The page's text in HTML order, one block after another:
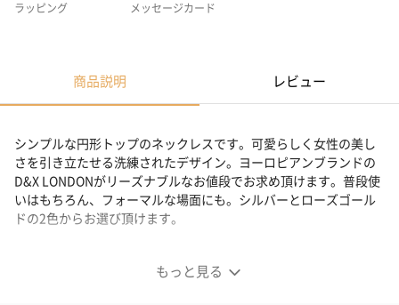
ラッピング メッセージカード
商品説明 レビュー
もっと見る
シンプルな円形トップのネックレスです。可愛らしく女性の美し
さを引き立たせる洗練されたデザイン。ヨーロピアンブランドの
D&X LONDONがリーズナブルなお値段でお求め頂けます。普段使
いはもちろん、フォーマルな場面にも。シルバーとローズゴール
ドの2色からお選び頂けます。
ヨーロピアンブランドのD&X LONDON